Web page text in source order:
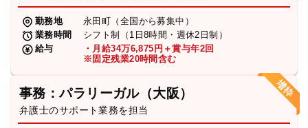
勤務地
永田町（全国から募集中）
業務時間
シフト制（1日8時間・週休2日制）
給与
・月給34万6,875円＋賞与年2回
※固定残業20時間含む
事務：パラリーガル（大阪）
弁護士のサポート業務を担当
費用
求人採用